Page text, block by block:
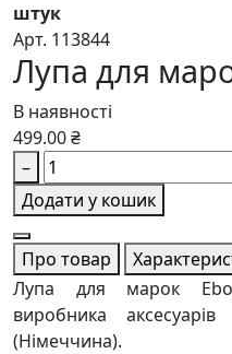
штук
Арт. 113844
Лупа для
В наявності
499.00 ₴
–
Додати у кошик
Про товар
Лупа для марок
виробника
(Німеччина).